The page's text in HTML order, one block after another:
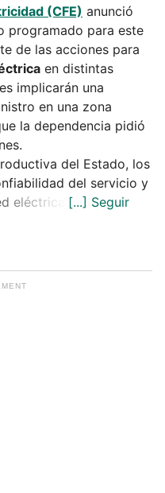
(CFE) anunció
programado para este
de las acciones para
en distintas
implicarán una
en una zona
la dependencia pidió
del Estado, los
del servicio y
eléctrica.